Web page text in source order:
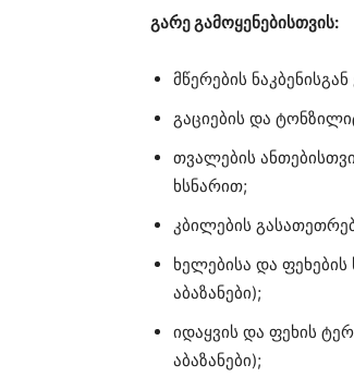
გარე გამოყენებისთვის:
მწერების
გაციების და
თვალების
ხსნარით;
კბილების
ხელებისა და
აბაზანები);
იდაყვის და ფეხის
აბაზანები);